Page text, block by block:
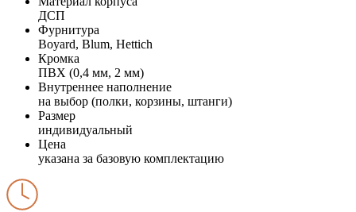
ДСП
Фурнитура
Boyard, Blum, Hettich
Кромка
ПВХ (0,4 мм, 2 мм)
Внутреннее наполнение
на выбор (полки, корзины, штанги)
Размер
индивидуальный
Цена
указана за базовую комплектацию